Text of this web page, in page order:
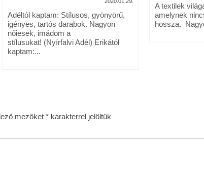
Adéltól kaptam: Stílusos, gyönyörű,
igényes, tartós darabok. Nagyon
nőiesek, imádom a
stílusukat! (Nyírfalvi Adél) Erikától
kaptam:...
A textilek
amelynek
hossza.
mezőket * karakterrel jelöltük